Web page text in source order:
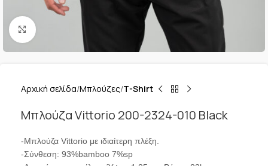
Κλικ για μεγέθυνση
Αρχική σελίδα Μπλούζες T-Shirt
Μπλούζα Vittorio 200-2324-010 Black
-Μπλούζα Vittorio με ιδιαίτερη πλέξη.
-Σύνθεση: 93%bamboo 7%sp